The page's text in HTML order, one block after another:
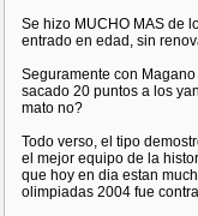
Se hizo MUCHO MAS de
entrado en edad, sin
Seguramente con
sacado 20 puntos a los
mato no?
Todo verso, el tipo
el mejor equipo de la
que hoy en dia estan
olimpiadas 2004 fue